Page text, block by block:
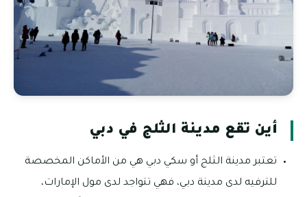
أين تقع مدينة الثلج في دبي
تعتبر مدينة الثلج أو سكي دبي هي من الأماكن المخصصة
للترفيه لدى مدينة دبي، فهي تتواجد لدى مول الإمارات،